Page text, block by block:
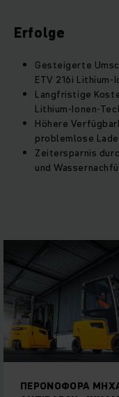
Erfolge
Gesteigerte
ETV 216i Lithium-
Langfristige
Lithium-Ionen-
Höhere
problemlose
Zeitersparnis
und
ΠΕΡΟΝΟΦΟΡΑ